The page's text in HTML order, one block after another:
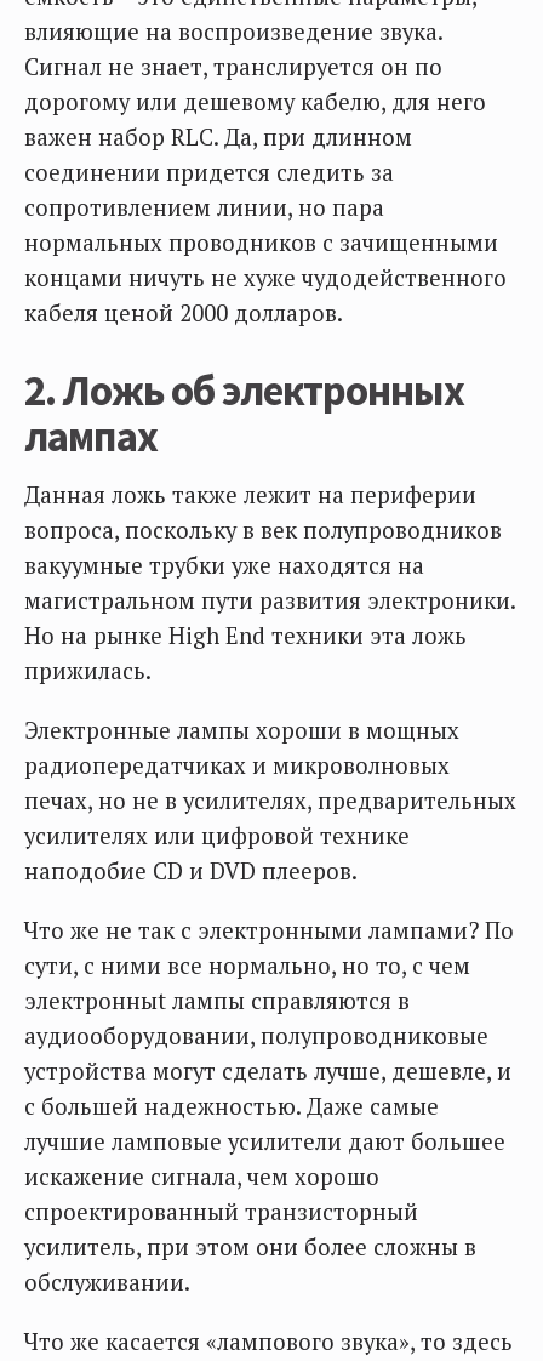
влияющие на воспроизведение звука.
Сигнал не знает, транслируется он по
дорогому или дешевому кабелю, для него
важен набор RLC. Да, при длинном
соединении придется следить за
сопротивлением линии, но пара
нормальных проводников с зачищенными
концами ничуть не хуже чудодейственного
кабеля ценой 2000 долларов.
2. Ложь об электронных
лампах
Данная ложь также лежит на периферии
вопроса, поскольку в век полупроводников
вакуумные трубки уже находятся на
магистральном пути развития электроники.
Но на рынке High End техники эта ложь
прижилась.
Электронные лампы хороши в мощных
радиопередатчиках и микроволновых
печах, но не в усилителях, предварительных
усилителях или цифровой технике
наподобие CD и DVD плееров.
Что же не так с электронными лампами? По
сути, с ними все нормально, но то, с чем
электронныt лампы справляются в
аудиооборудовании, полупроводниковые
устройства могут сделать лучше, дешевле, и
с большей надежностью. Даже самые
лучшие ламповые усилители дают большее
искажение сигнала, чем хорошо
спроектированный транзисторный
усилитель, при этом они более сложны в
обслуживании.
Что же касается «лампового звука», то здесь